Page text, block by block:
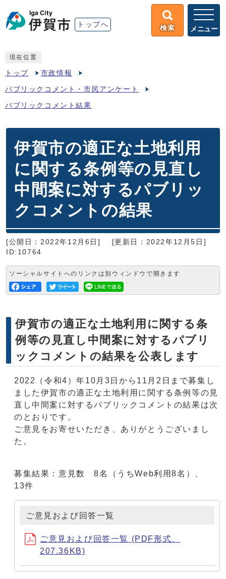
トップへ 検索 メニュー
現在位置
トップ 市政情報
パブリックコメント・市民アンケート
パブリックコメント結果
伊賀市の適正な土地利用
に関する条例等の見直し
中間案に対するパブリッ
クコメントの結果
[公開日：2022年12月6日]
[更新日：2022年12月5日]
ID:10764
ソーシャルサイトへのリンクは別ウィンドウで開きます
伊賀市の適正な土地利用に関する条
例等の見直し中間案に対するパブリ
ックコメントの結果を公表します
2022（令和4）年10月3日から11月2日まで募集し
ました伊賀市の適正な土地利用に関する条例等の見
直し中間案に対するパブリックコメントの結果は次
のとおりです。
ご意見をお寄せいただき、ありがとうございまし
た。
募集結果：意見数 8名（うちWeb利用8名）、
13件
ご意見および回答一覧
ご意見および回答一覧 (PDF形式、
207.36KB)